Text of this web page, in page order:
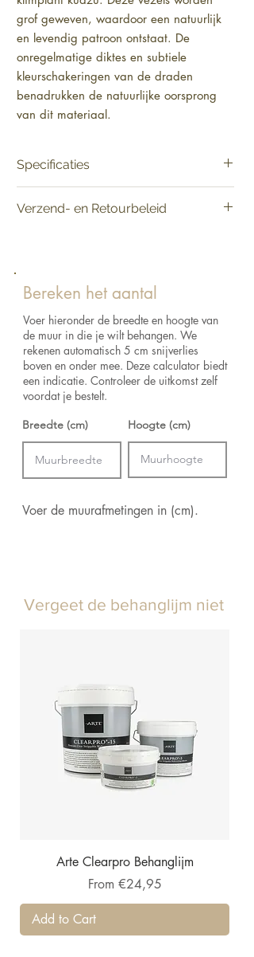
grof geweven, waardoor een natuurlijk
en levendig patroon ontstaat. De
onregelmatige diktes en subtiele
kleurschakeringen van de draden
benadrukken de natuurlijke oorsprong
van dit materiaal.
Specificaties
Materiaal:Natuurmuurbekleding op
Aanzet:Vrije aanzet 0 cm
Lijm: Arte Clearpro of een dispersielijm
van goede kwaliteit
Hoe verlijmen: Product bevochtigen,
muur inlijmen
Verzend- en Retourbeleid
voor de retourvoorwaarden.
Bereken het aantal
Voer hieronder de breedte en hoogte van
de muur in die je wilt behangen. We
rekenen automatisch 5 cm snijverlies
boven en onder mee. Deze calculator biedt
een indicatie. Controleer de uitkomst zelf
voordat je bestelt.
Breedte (cm) Hoogte (cm)
Voer de muurafmetingen in (cm).
Vergeet de behanglijm niet
Arte Clearpro Behanglijm
Price
From €24,95
Add to Cart